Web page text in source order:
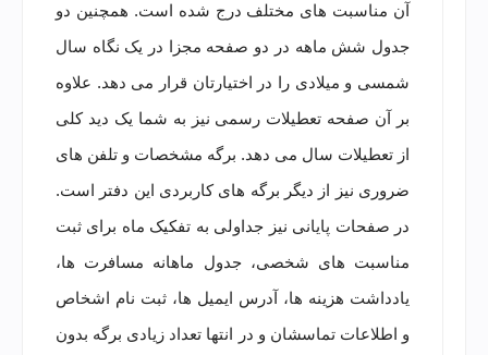
آن مناسبت های مختلف درج شده است. همچنین دو
جدول شش ماهه در دو صفحه مجزا در یک نگاه سال
شمسی و میلادی را در اختیارتان قرار می دهد. علاوه
بر آن صفحه تعطیلات رسمی نیز به شما یک دید کلی
از تعطیلات سال می دهد. برگه مشخصات و تلفن های
ضروری نیز از دیگر برگه های کاربردی این دفتر است.
در صفحات پایانی نیز جداولی به تفکیک ماه برای ثبت
مناسبت های شخصی، جدول ماهانه مسافرت ها،
یادداشت هزینه ها، آدرس ایمیل ها، ثبت نام اشخاص
و اطلاعات تماسشان و در انتها تعداد زیادی برگه بدون